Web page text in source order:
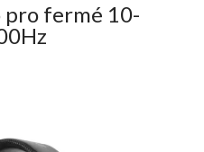
pro fermé 10-